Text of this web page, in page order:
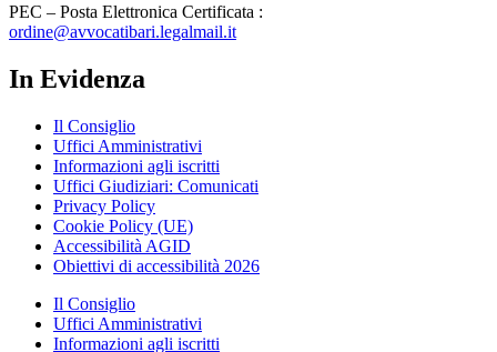
PEC – Posta Elettronica Certificata :
ordine@avvocatibari.legalmail.it
In Evidenza
Il Consiglio
Uffici Amministrativi
Informazioni agli iscritti
Uffici Giudiziari: Comunicati
Privacy Policy
Cookie Policy (UE)
Accessibilità AGID
Obiettivi di accessibilità 2026
Il Consiglio
Uffici Amministrativi
Informazioni agli iscritti